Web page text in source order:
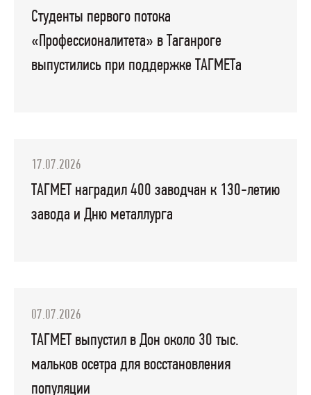
Студенты первого потока
«Профессионалитета» в Таганроге
выпустились при поддержке ТАГМЕТа
17.07.2026
ТАГМЕТ наградил 400 заводчан к 130-летию
завода и Дню металлурга
07.07.2026
ТАГМЕТ выпустил в Дон около 30 тыс.
мальков осетра для восстановления
популяции